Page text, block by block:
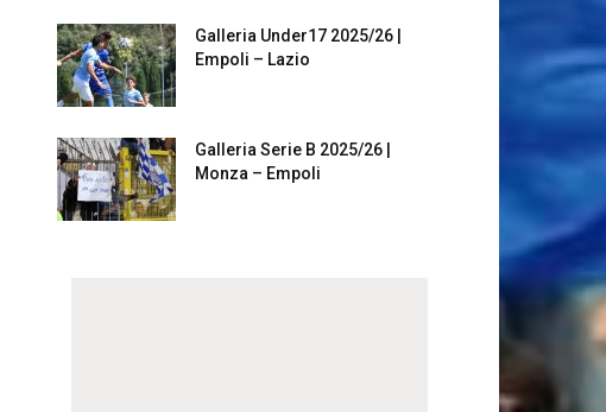
Galleria Under17 2025/26 |
Empoli – Lazio
Galleria Serie B 2025/26 |
Monza – Empoli